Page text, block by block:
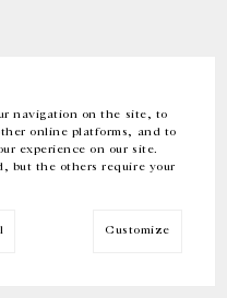
navigation on the site, to
online platforms, and to
experience on our site.
but the others require your
Customize